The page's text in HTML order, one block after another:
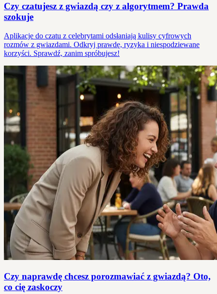
Czy czatujesz z gwiazdą czy z algorytmem? Prawda
szokuje
Aplikacje do czatu z celebrytami odsłaniają kulisy cyfrowych
rozmów z gwiazdami. Odkryj prawdę, ryzyka i niespodziewane
korzyści. Sprawdź, zanim spróbujesz!
Czy naprawdę chcesz porozmawiać z gwiazdą? Oto,
co cię zaskoczy